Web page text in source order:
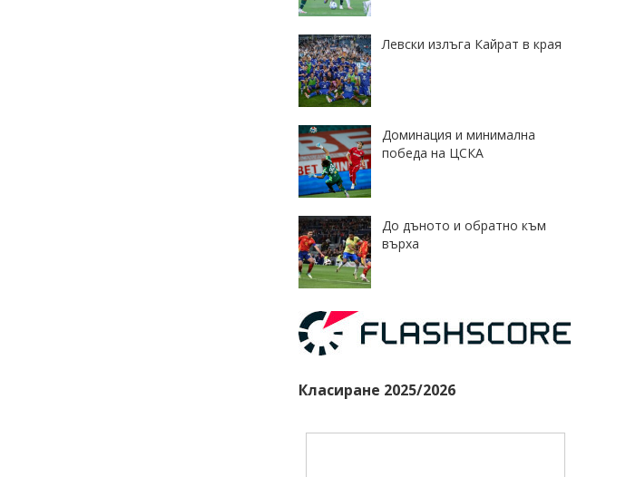
Левски излъга Кайрат в края
Доминация и минимална
победа на ЦСКА
До дъното и обратно към
върха
Класиране 2025/2026